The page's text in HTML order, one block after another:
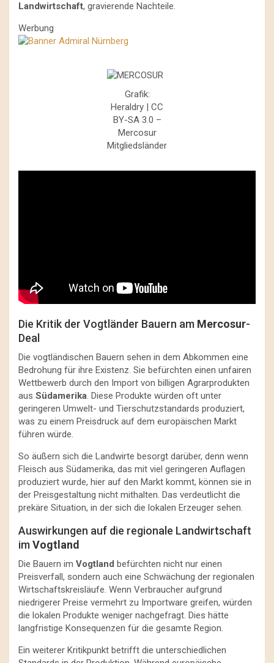
Landwirtschaft, gravierende Nachteile.
Werbung
Grafik:
Heraldry | CC
BY-SA 3.0 –
Mercosur
Mitgliedsländer
Die Kritik der Vogtländer Bauern am Mercosur-
Deal
Die vogtländischen Bauern sehen in dem Abkommen eine
Bedrohung für ihre Existenz. Sie befürchten einen unfairen
Wettbewerb durch den Import von billigen Agrarprodukten
aus Südamerika . Diese Produkte würden oft unter
geringeren Umwelt- und Tierschutzstandards produziert,
was zu einem Preisdruck auf dem europäischen Markt
führen würde.
So äußern sich die Landwirte besorgt darüber, denn wenn
Fleisch aus Südamerika, das mit viel geringeren Auflagen
produziert wurde, hier auf den Markt kommt, können sie in
der Preisgestaltung nicht mithalten. Das verdeutlicht die
prekäre Situation, in der sich die lokalen Erzeuger sehen.
Auswirkungen auf die regionale Landwirtschaft
imVogtland
Die Bauern im Vogtland befürchten nicht nur einen
Preisverfall, sondern auch eine Schwächung der regionalen
Wirtschaftskreisläufe. Wenn Verbraucher aufgrund
niedrigerer Preise vermehrt zu Importware greifen, würden
die lokalen Produkte weniger nachgefragt. Dies hätte
langfristige Konsequenzen für die gesamte Region.
Ein weiterer Kritikpunkt betrifft die unterschiedlichen